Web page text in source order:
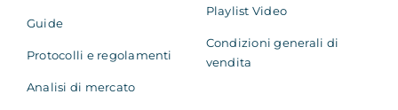
Guide
Protocolli e regolamenti
Analisi di mercato
Playlist Video
Condizioni generali di
vendita